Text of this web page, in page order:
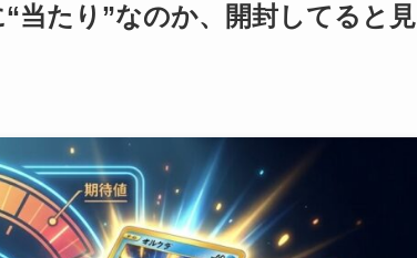
当たり”なのか、開封してると見